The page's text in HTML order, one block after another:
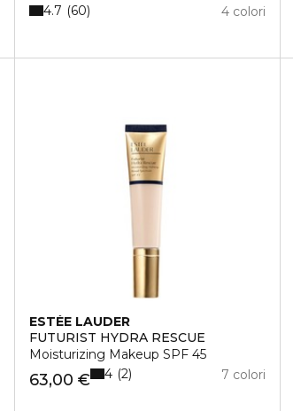
4 colori
4.7 60
ESTÉE LAUDER
FUTURIST HYDRA RESCUE
Moisturizing Makeup SPF 45
63,00 € 7 colori
4 2